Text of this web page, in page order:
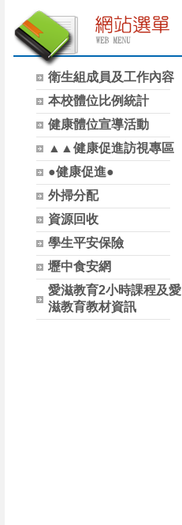
衛生組成員及工作內容
本校體位比例統計
健康體位宣導活動
▲▲健康促進訪視專區
●健康促進●
外掃分配
資源回收
學生平安保險
壢中食安網
愛滋教育2小時課程及愛
滋教育教材資訊